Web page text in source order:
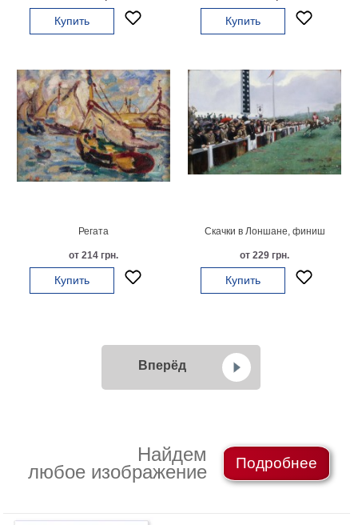
Купить Купить
Регата
от 214 грн.
Купить
Скачки в Лоншане, финиш
от 229 грн.
Купить
Вперёд
Найдем
любое изображение
Подробнее